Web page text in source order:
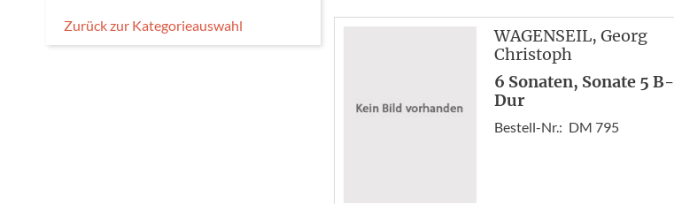
Zurück zur Kategorieauswahl
WAGENSEIL, Georg
Christoph
6 Sonaten, Sonate 5 B-
Dur
Bestell-Nr.: DM 795